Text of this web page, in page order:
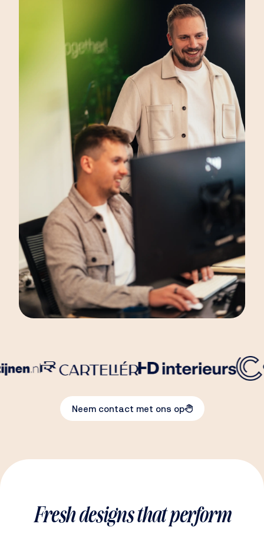
Neem contact met ons op
Fresh designs that perform